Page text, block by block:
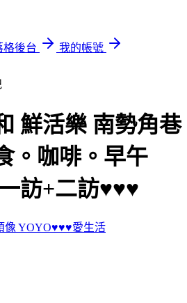
格後台
我的帳號
鮮活樂 南勢角巷
。咖啡。早午
訪+二訪♥♥♥
YOYO♥♥♥愛生活